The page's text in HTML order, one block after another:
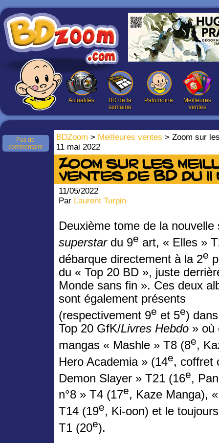
Actualités
BD de la
semaine
Patrimoine
Meilleures
ventes
BDZoom > Meilleures ventes > Zoom sur
11 mai 2022
Pas de
commentaire
Zoom sur les
ventes de BD du 11
11/05/2022
Par Laurent Turpin
Deuxième tome de la nouvelle
superstardu 9e art, « Elles »
débarque directement à la 2e
du « Top 20 BD », juste
Monde sans fin ». Ces deux
sont également présents
(respectivement 9e et 5e)
Top 20 GfK/Livres Hebdo » où
mangas « Mashle » T8 (8e,
Hero Academia » (14e, coffret
Demon Slayer » T21 (16e,
n°8 » T4 (17e, Kaze Manga),
T14 (19e, Ki-oon) et le
T1 (20e).